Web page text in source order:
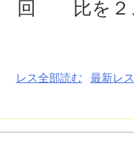
回 比を２
レス全部読む 最新レ